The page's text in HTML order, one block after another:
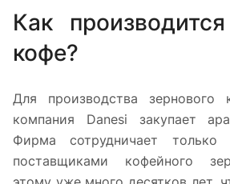
Как
кофе?
Для производства зернового
компания Danesi закупает
Фирма сотрудничает только
поставщиками кофейного